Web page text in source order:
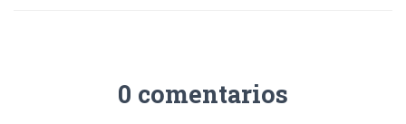
0 comentarios